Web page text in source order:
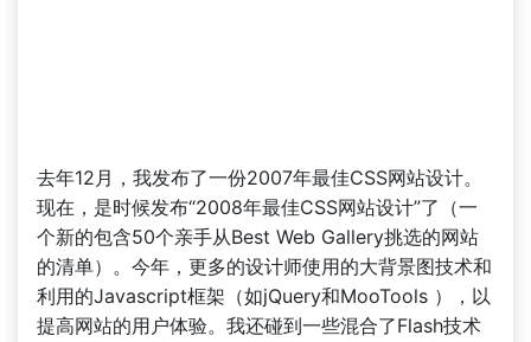
去年12月，我发布了一份2007年最佳CSS网站设计。
现在，是时候发布“2008年最佳CSS网站设计”了（一
个新的包含50个亲手从Best Web Gallery挑选的网站
的清单）。今年，更多的设计师使用的大背景图技术和
利用的Javascript框架（如jQuery和MooTools ），以
提高网站的用户体验。我还碰到一些混合了Flash技术